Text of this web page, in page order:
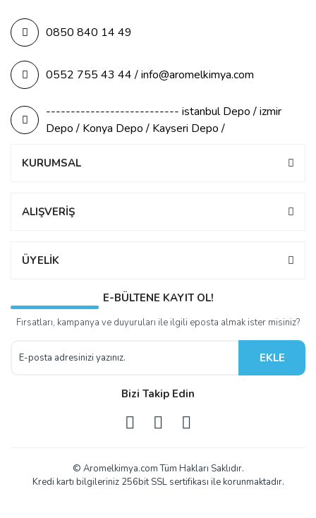
0850 840 14 49
0552 755 43 44 / info@aromelkimya.com
--------------------------- istanbul Depo / izmir
Depo / Konya Depo / Kayseri Depo /
KURUMSAL
ALIŞVERİŞ
ÜYELİK
E-BÜLTENE KAYIT OL!
Fırsatları, kampanya ve duyuruları ile ilgili eposta almak ister misiniz?
EKLE
Bizi Takip Edin
© Aromelkimya.com Tüm Hakları Saklıdır.
Kredi kartı bilgileriniz 256bit SSL sertifikası ile korunmaktadır.